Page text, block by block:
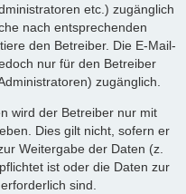
etc.) zugänglich
nach entsprechenden
den Betreiber. Die E-Mail-
nur für den Betreiber
zugänglich.
wird der Betreiber nur mit
Dies gilt nicht, sofern er
Weitergabe der Daten (z.
ist oder die Daten zur
sind.